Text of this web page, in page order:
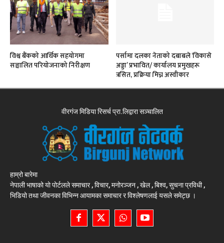
विश्व बैंकको आर्थिक सहयोगमा
सञ्चालित परियोजनाको निरीक्षण
पर्सामा दलका नेताको दबाबले ‘विकासे
अड्डा’ प्रभावित/ कार्यालय प्रमुखहरू
त्रसित, प्रक्रिया मिच्न अस्वीकार
वीरगंज मिडिया रिसर्च प्रा.लिद्वारा सञ्चालित
हाम्रो बारेमा
नेपाली भाषाको यो पोर्टलले समाचार , विचार, मनोरञ्जन , खेल , बिश्व, सुचना प्रविधी ,
भिडियो तथा जीवनका विभिन्न आयामका समाचार र विश्लेषणलाई यसले समेट्छ ।